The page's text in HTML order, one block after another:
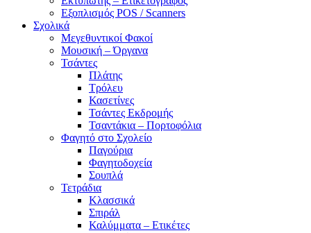
Εξοπλισμός POS / Scanners
Σχολικά
Μεγεθυντικοί Φακοί
Μουσική – Όργανα
Τσάντες
Πλάτης
Τρόλευ
Κασετίνες
Τσάντες Εκδρομής
Τσαντάκια – Πορτοφόλια
Φαγητό στο Σχολείο
Παγούρια
Φαγητοδοχεία
Σουπλά
Τετράδια
Κλασσικά
Σπιράλ
Καλύμματα – Ετικέτες